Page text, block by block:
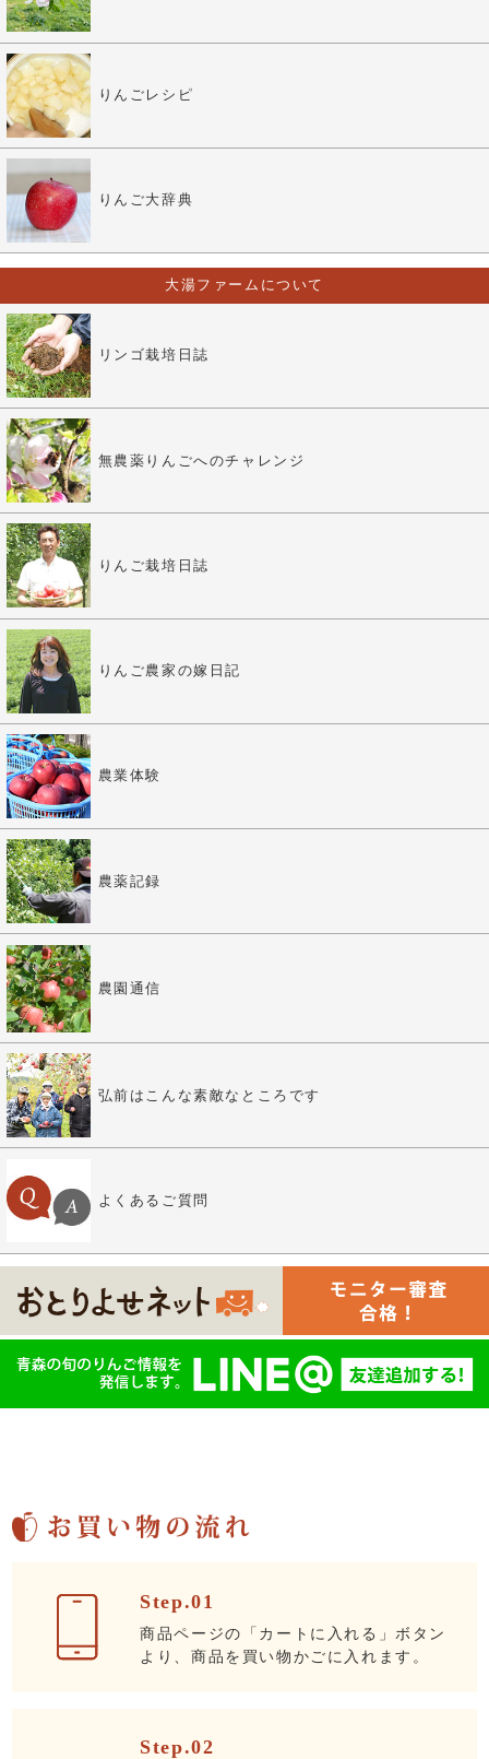
りんごレシピ
りんご大辞典
大湯ファームについて
リンゴ栽培日誌
無農薬りんごへのチャレンジ
りんご栽培日誌
りんご農家の嫁日記
農業体験
農薬記録
農園通信
弘前はこんな素敵なところです
よくあるご質問
Step.01
商品ページの「カートに入れる」ボタン
より、商品を買い物かごに入れます。
Step.02